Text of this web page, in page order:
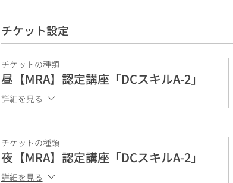
申込締切：4月27日
開催日時：5月4日「10:30〜15:30」または「16:30
MRA認定講座
履修番号⑥「DCスキルA-2」（4時間）
チケット設定
チケットの種類
昼【MRA】認定講座「DCスキルA-2」
詳細を見る
チケットの種類
夜【MRA】認定講座「DCスキルA-2」
詳細を見る